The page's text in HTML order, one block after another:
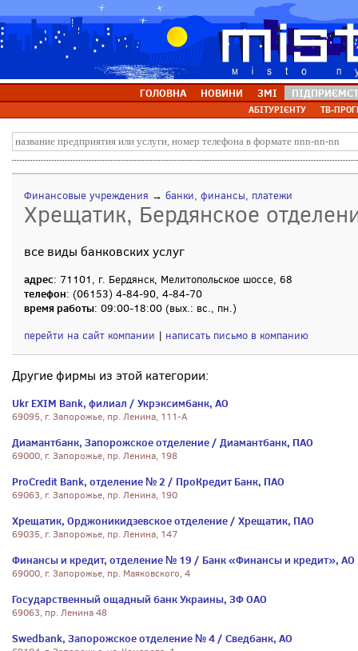
ГОЛОВНА НОВИНИ ЗМІ
АБІТУРІЄНТУ ТВ-
Финансовые учреждения → банки, финансы, платежи
Хрещатик, Бердянское
все виды банковских услуг
адрес: 71101, г. Бердянск, Мелитопольское шоссе, 68
телефон: (06153) 4-84-90, 4-84-70
время работы: 09:00-18:00 (вых.: вс., пн.)
перейти на сайт компании | написать письмо в компанию
Другие фирмы из этой категории:
Ukr EXIM Bank, филиал / Укрэксимбанк, АО
69095, г. Запорожье, пр. Ленина, 111-А
Диамантбанк, Запорожское отделение / Диамантбанк, ПАО
69000, г. Запорожье, пр. Ленина, 198
ProCredit Bank, отделение № 2 / ПроКредит Банк, ПАО
69063, г. Запорожье, пр. Ленина, 190
Хрещатик, Орджоникидзевское отделение / Хрещатик, ПАО
69035, г. Запорожье, пр. Ленина, 147
Финансы и кредит, отделение № 19 / Банк «Финансы и кредит», АО
69000, г. Запорожье, пр. Маяковского, 4
Государственный ощадный банк Украины, ЗФ ОАО
69063, пр. Ленина 48
Swedbank, Запорожское отделение № 4 / Сведбанк, АО